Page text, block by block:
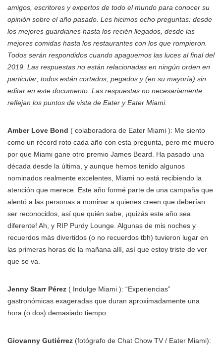
amigos, escritores y expertos de todo el mundo para conocer su
opinión sobre el año pasado. Les hicimos ocho preguntas: desde
los mejores guardianes hasta los recién llegados, desde las
mejores comidas hasta los restaurantes con los que rompieron.
Todos serán respondidos cuando apaguemos las luces al final del
2019. Las respuestas no están relacionadas en ningún orden en
particular; todos están cortados, pegados y (en su mayoría) sin
editar en este documento. Las respuestas no necesariamente
reflejan los puntos de vista de Eater y Eater Miami.
Amber Love Bond ( colaboradora de Eater Miami ): Me siento
como un récord roto cada año con esta pregunta, pero me muero
por que Miami gane otro premio James Beard. Ha pasado una
década desde la última, y aunque hemos tenido algunos
nominados realmente excelentes, Miami no está recibiendo la
atención que merece. Este año formé parte de una campaña que
alentó a las personas a nominar a quienes creen que deberían
ser reconocidos, así que quién sabe, ¡quizás este año sea
diferente! Ah, y RIP Purdy Lounge. Algunas de mis noches y
recuerdos más divertidos (o no recuerdos tbh) tuvieron lugar en
las primeras horas de la mañana allí, así que estoy triste de ver
que se va.
Jenny Starr Pérez ( Indulge Miami ): “Experiencias”
gastronómicas exageradas que duran aproximadamente una
hora (o dos) demasiado tiempo.
Giovanny Gutiérrez (fotógrafo de Chat Chow TV / Eater Miami):